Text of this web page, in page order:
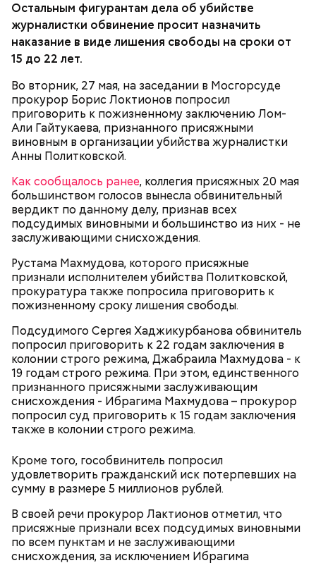
Остальным фигурантам дела об убийстве
журналистки обвинение просит назначить
наказание в виде лишения свободы на сроки от
15 до 22 лет.
Во вторник, 27 мая, на заседании в Мосгорсуде
прокурор Борис Локтионов попросил
приговорить к пожизненному заключению Лом-
Али Гайтукаева, признанного присяжными
виновным в организации убийства журналистки
Анны Политковской.
Как сообщалось ранее, коллегия присяжных 20 мая
большинством голосов вынесла обвинительный
вердикт по данному делу, признав всех
подсудимых виновными и большинство из них - не
заслуживающими снисхождения.
Рустама Махмудова, которого присяжные
признали исполнителем убийства Политковской,
прокуратура также попросила приговорить к
пожизненному сроку лишения свободы.
Подсудимого Сергея Хаджикурбанова обвинитель
попросил приговорить к 22 годам заключения в
колонии строго режима, Джабраила Махмудова - к
19 годам строго режима. При этом, единственного
признанного присяжными заслуживающим
снисхождения - Ибрагима Махмудова – прокурор
попросил суд приговорить к 15 годам заключения
также в колонии строго режима.
Кроме того, гособвинитель попросил
удовлетворить гражданский иск потерпевших на
сумму в размере 5 миллионов рублей.
В своей речи прокурор Лактионов отметил, что
присяжные признали всех подсудимых виновными
по всем пунктам и не заслуживающими
снисхождения, за исключением Ибрагима